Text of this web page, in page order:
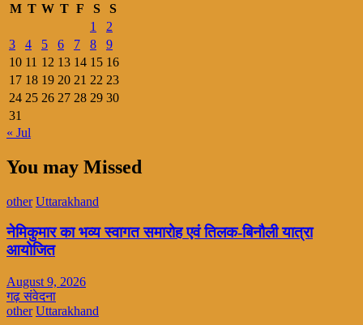
M T W T F S
S
1
2
3
4 5 6 7 8
9
10 11 12 13 14 15 16
17 18 19 20 21 22 23
24 25 26 27 28 29 30
31
« Jul
You may Missed
other Uttarakhand
नेमिकुमार का भव्य स्वागत समारोह एवं तिलक-बिनौली यात्रा
आयोजित
August 9, 2026
गढ़ संवेदना
other Uttarakhand